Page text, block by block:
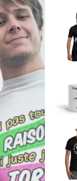
de diamètre.
diamètre.